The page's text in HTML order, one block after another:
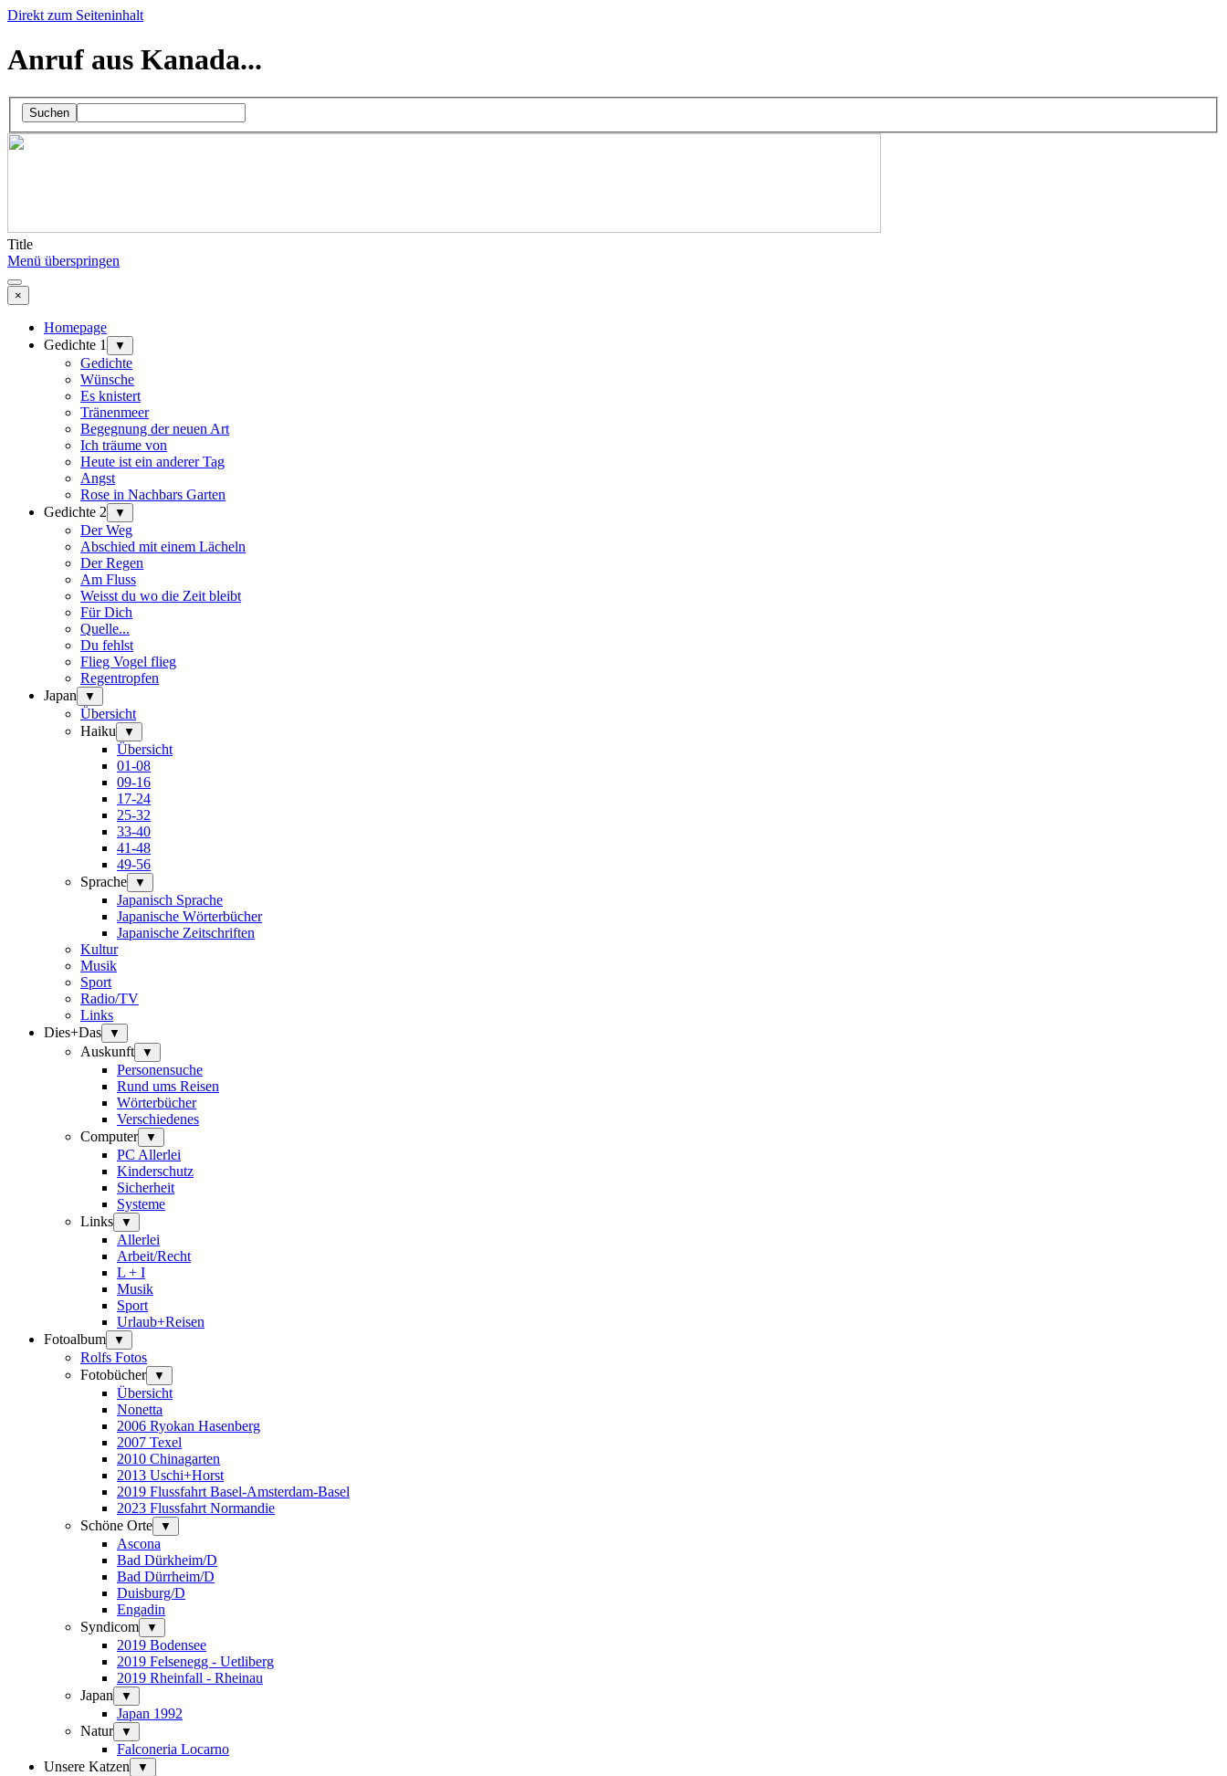
Direkt zum Seiteninhalt
Anruf aus Kanada...
Suchen
Title
Menü überspringen
×
Homepage
Gedichte 1
▼
Gedichte
Wünsche
Es knistert
Tränenmeer
Begegnung der neuen Art
Ich träume von
Heute ist ein anderer Tag
Angst
Rose in Nachbars Garten
Gedichte 2
▼
Der Weg
Abschied mit einem Lächeln
Der Regen
Am Fluss
Weisst du wo die Zeit bleibt
Für Dich
Quelle...
Du fehlst
Flieg Vogel flieg
Regentropfen
Japan
▼
Übersicht
Haiku
▼
Übersicht
01-08
09-16
17-24
25-32
33-40
41-48
49-56
Sprache
▼
Japanisch Sprache
Japanische Wörterbücher
Japanische Zeitschriften
Kultur
Musik
Sport
Radio/TV
Links
Dies+Das
▼
Auskunft ▼
Personensuche
Rund ums Reisen
Wörterbücher
Verschiedenes
Computer
▼
PC Allerlei
Kinderschutz
Sicherheit
Systeme
Links
▼
Allerlei
Arbeit/Recht
L + I
Musik
Sport
Urlaub+Reisen
Fotoalbum
▼
Rolfs Fotos
Fotobücher
▼
Übersicht
Nonetta
2006 Ryokan Hasenberg
2007 Texel
2010 Chinagarten
2013 Uschi+Horst
2019 Flussfahrt Basel-Amsterdam-Basel
2023 Flussfahrt Normandie
Schöne Orte
▼
Ascona
Bad Dürkheim/D
Bad Dürrheim/D
Duisburg/D
Engadin
Syndicom
▼
2019 Bodensee
2019 Felsenegg - Uetliberg
2019 Rheinfall - Rheinau
Japan
▼
Japan 1992
Natur
▼
Falconeria Locarno
Unsere Katzen
▼